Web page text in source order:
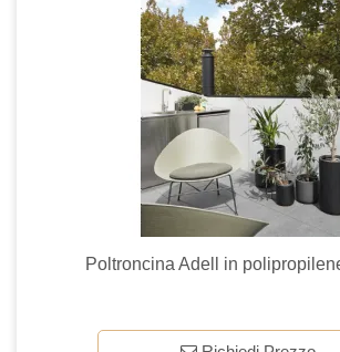
Poltroncina Adell in